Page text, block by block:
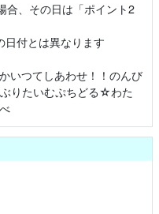
合、その日は「ポイント2
付とは異なります
いつてしあわせ！！のんび
りたいむぷちどる☆わた